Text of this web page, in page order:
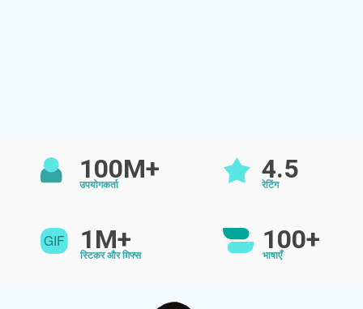
100M+
उपयोगकर्ता
4.5
रेटिंग
1M+
स्टिकर और ग़िफ्स
100+
भाषाएँ